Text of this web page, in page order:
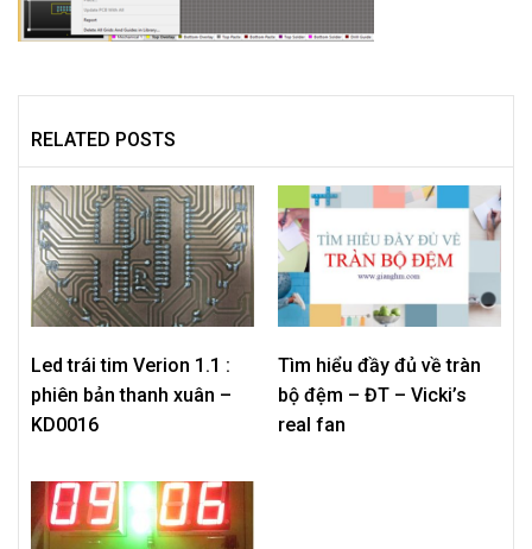
RELATED POSTS
Led trái tim Verion 1.1 :
phiên bản thanh xuân –
KD0016
Tìm hiểu đầy đủ về tràn
bộ đệm – ĐT – Vicki’s
real fan